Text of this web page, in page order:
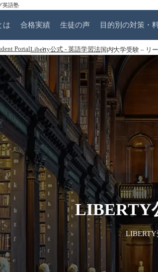
英語塾
は 合格実績 生徒の声 目的別の対策・
PortalLiberty公式 - 英語学習法国内大学受験 – リ
LIBERTY